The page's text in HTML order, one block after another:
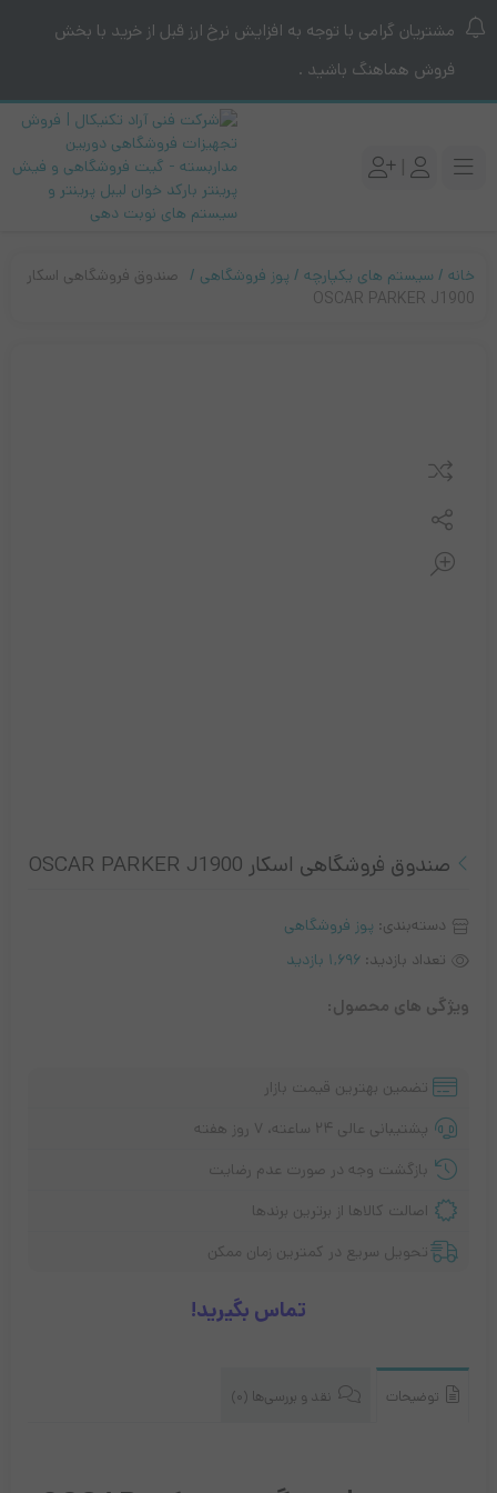
مشتریان گرامی با توجه به افزایش نرخ ارز قبل از خرید با بخش
فروش هماهنگ باشید .
|
خانه سیستم های یکپارچه پوز فروشگاهی
صندوق فروشگاهی اسکار
OSCAR PARKER J1900
صندوق فروشگاهی اسکار OSCAR PARKER J1900
دسته‌بندی: پوز فروشگاهی
تعداد بازدید: 1,696 بازدید
ویژگی های محصول:
تضمین بهترین قیمت بازار
پشتیبانی عالی ۲۴ ساعته، ۷ روز هفته
بازگشت وجه در صورت عدم رضایت
اصالت کالاها از برترین برندها
تحویل سریع در کمترین زمان ممکن
تماس بگیرید!
توضیحات نقد و بررسی‌ها (0)